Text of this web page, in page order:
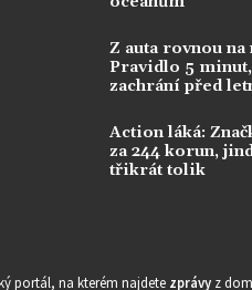
Z auta rovnou na
Pravidlo 5
zachrání před
Action láká:
za 244 korun,
třikrát tolik
portál, na kterém najdete zprávy z